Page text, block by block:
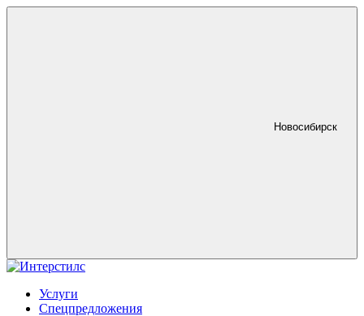
Новосибирск
Услуги
Спецпредложения